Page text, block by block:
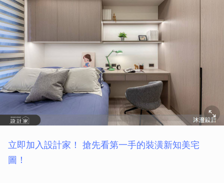
立即加入設計家！ 搶先看第一手的裝潢新知美宅
圖！